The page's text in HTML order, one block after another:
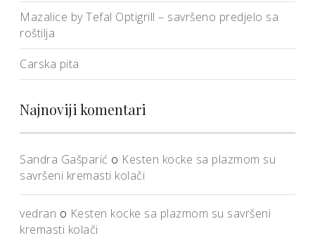
Mazalice by Tefal Optigrill – savršeno predjelo sa
roštilja
Carska pita
Najnoviji komentari
Sandra Gašparić o Kesten kocke sa plazmom su
savršeni kremasti kolači
vedran o Kesten kocke sa plazmom su savršeni
kremasti kolači